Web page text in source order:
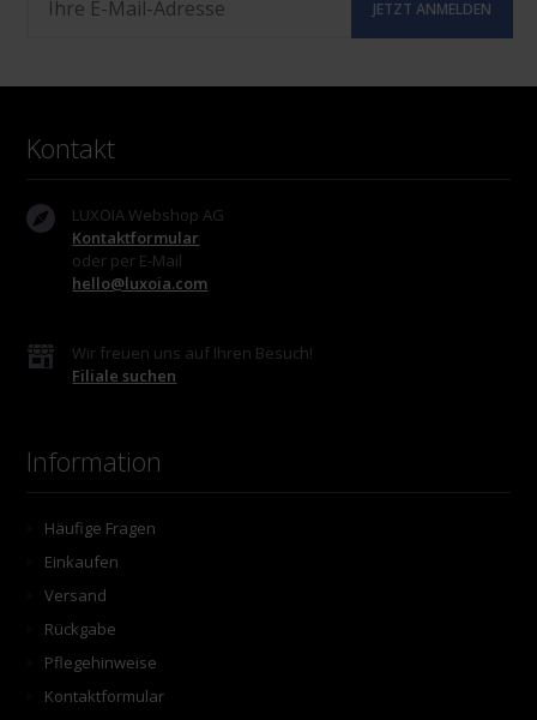
Kontakt
LUXOIA Webshop AG
Kontaktformular
oder per E-Mail
hello@luxoia.com
Wir freuen uns auf Ihren Besuch!
Filiale suchen
Information
Häufige Fragen
Einkaufen
Versand
Rückgabe
Pflegehinweise
Kontaktformular